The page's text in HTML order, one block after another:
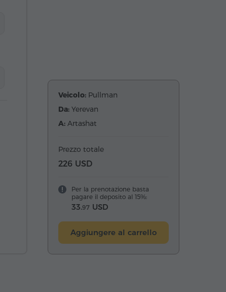
Veicolo: Pullman
Da: Yerevan
A: Artashat
Prezzo totale
226 USD
Per la prenotazione basta
pagare il deposito al 15%:
33.97 USD
Aggiungere al carrello